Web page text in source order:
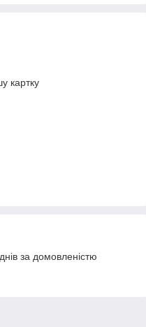
картку
за домовленістю